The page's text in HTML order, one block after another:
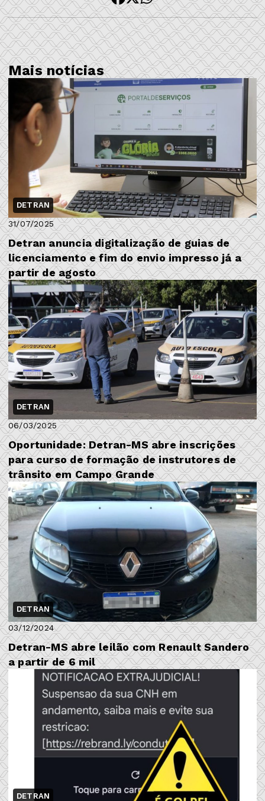
Mais notícias
DETRAN
31/07/2025
Detran anuncia digitalização de guias de
licenciamento e fim do envio impresso já a
partir de agosto
DETRAN
06/03/2025
Oportunidade: Detran-MS abre inscrições
para curso de formação de instrutores de
trânsito em Campo Grande
DETRAN
03/12/2024
Detran-MS abre leilão com Renault Sandero
a partir de 6 mil
DETRAN